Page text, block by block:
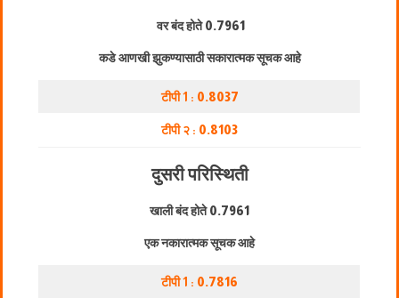
वर बंद होते0.7961
कडे आणखी झुकण्यासाठी सकारात्मक सूचक आहे
टीपी 1 : 0.8037
टीपी २ : 0.8103
दुसरी परिस्थिती
खाली बंद होते0.7961
एक नकारात्मक सूचक आहे
टीपी 1 : 0.7816